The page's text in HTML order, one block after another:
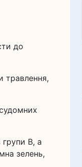
до
травлення,
B, а
зелень,